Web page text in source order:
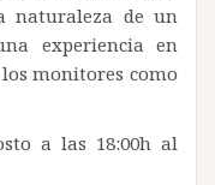
naturaleza de un
experiencia en
monitores como
a las 18:00h al